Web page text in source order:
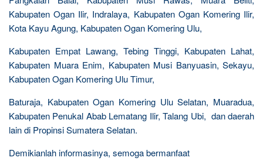
Kabupaten Ogan Ilir, Indralaya, Kabupaten Ogan Komering Ilir,
Kota Kayu Agung, Kabupaten Ogan Komering Ulu,
Kabupaten Empat Lawang, Tebing Tinggi, Kabupaten Lahat,
Kabupaten Muara Enim, Kabupaten Musi Banyuasin, Sekayu,
Kabupaten Ogan Komering Ulu Timur,
Baturaja, Kabupaten Ogan Komering Ulu Selatan, Muaradua,
Kabupaten Penukal Abab Lematang Ilir, Talang Ubi, dan daerah
lain di Propinsi Sumatera Selatan.
Demikianlah informasinya, semoga bermanfaat